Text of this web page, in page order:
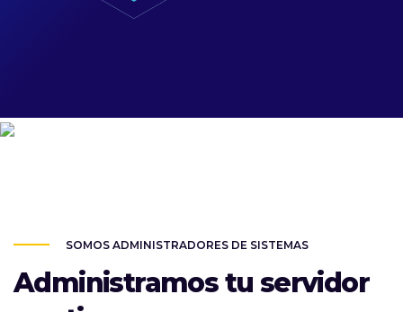
SOMOS ADMINISTRADORES DE SISTEMAS
Administramos tu servidor